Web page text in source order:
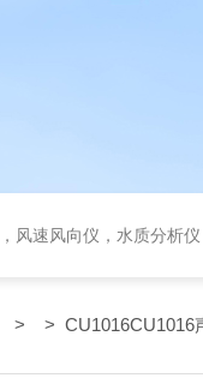
风速风向仪，水质分析
> CU1016CU1016